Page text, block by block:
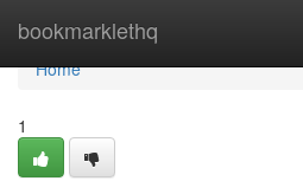
bookmarklethq
Home
Home
1